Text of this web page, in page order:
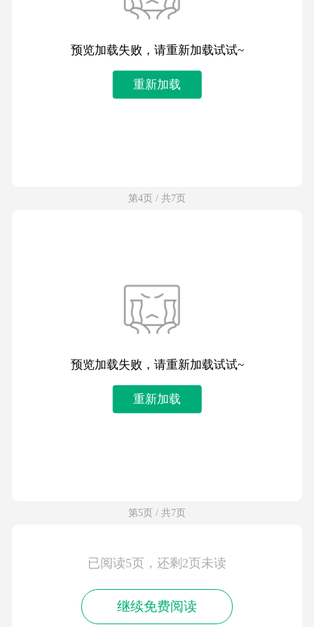
预览加载失败，请重新加载试试~
重新加载
第4页 / 共7页
预览加载失败，请重新加载试试~
重新加载
第5页 / 共7页
已阅读5页，还剩2页未读
继续免费阅读